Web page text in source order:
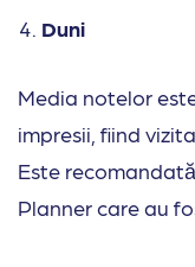
Duni
Media notelor
impresii, fiind
Este
Planner care au